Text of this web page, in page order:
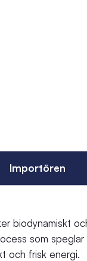
Importören
biodynamiskt
som
och frisk energi.